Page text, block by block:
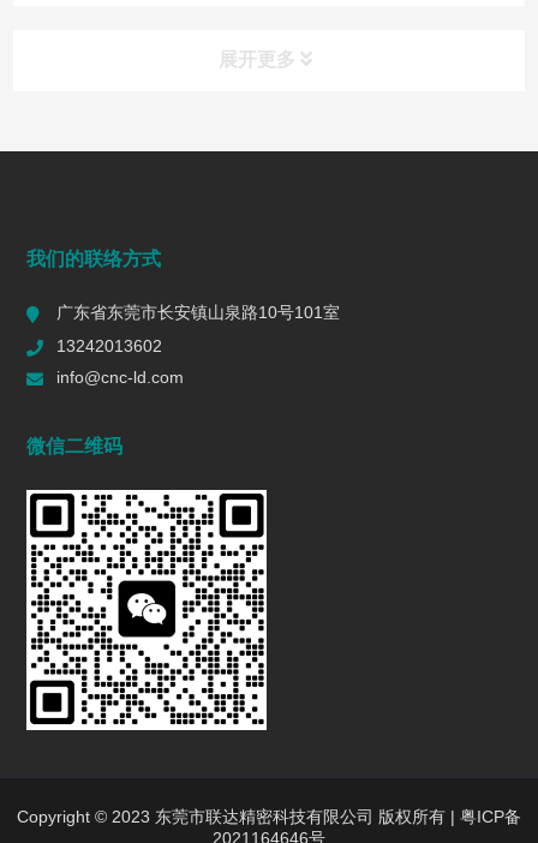
展开更多
2026/07/28 169
2026/01/13
五轴CNC加工在机匣制造中的难点是什么?
2025/12/27 1469
行业动态 INDUSTRY DYNAMICS
我们的联络方式
广东省东莞市长安镇山泉路10号101室
13242013602
info@cnc-ld.com
微信二维码
Copyright © 2023 东莞市联达精密科技有限公司 版权所有 | 粤ICP备
2021164646号